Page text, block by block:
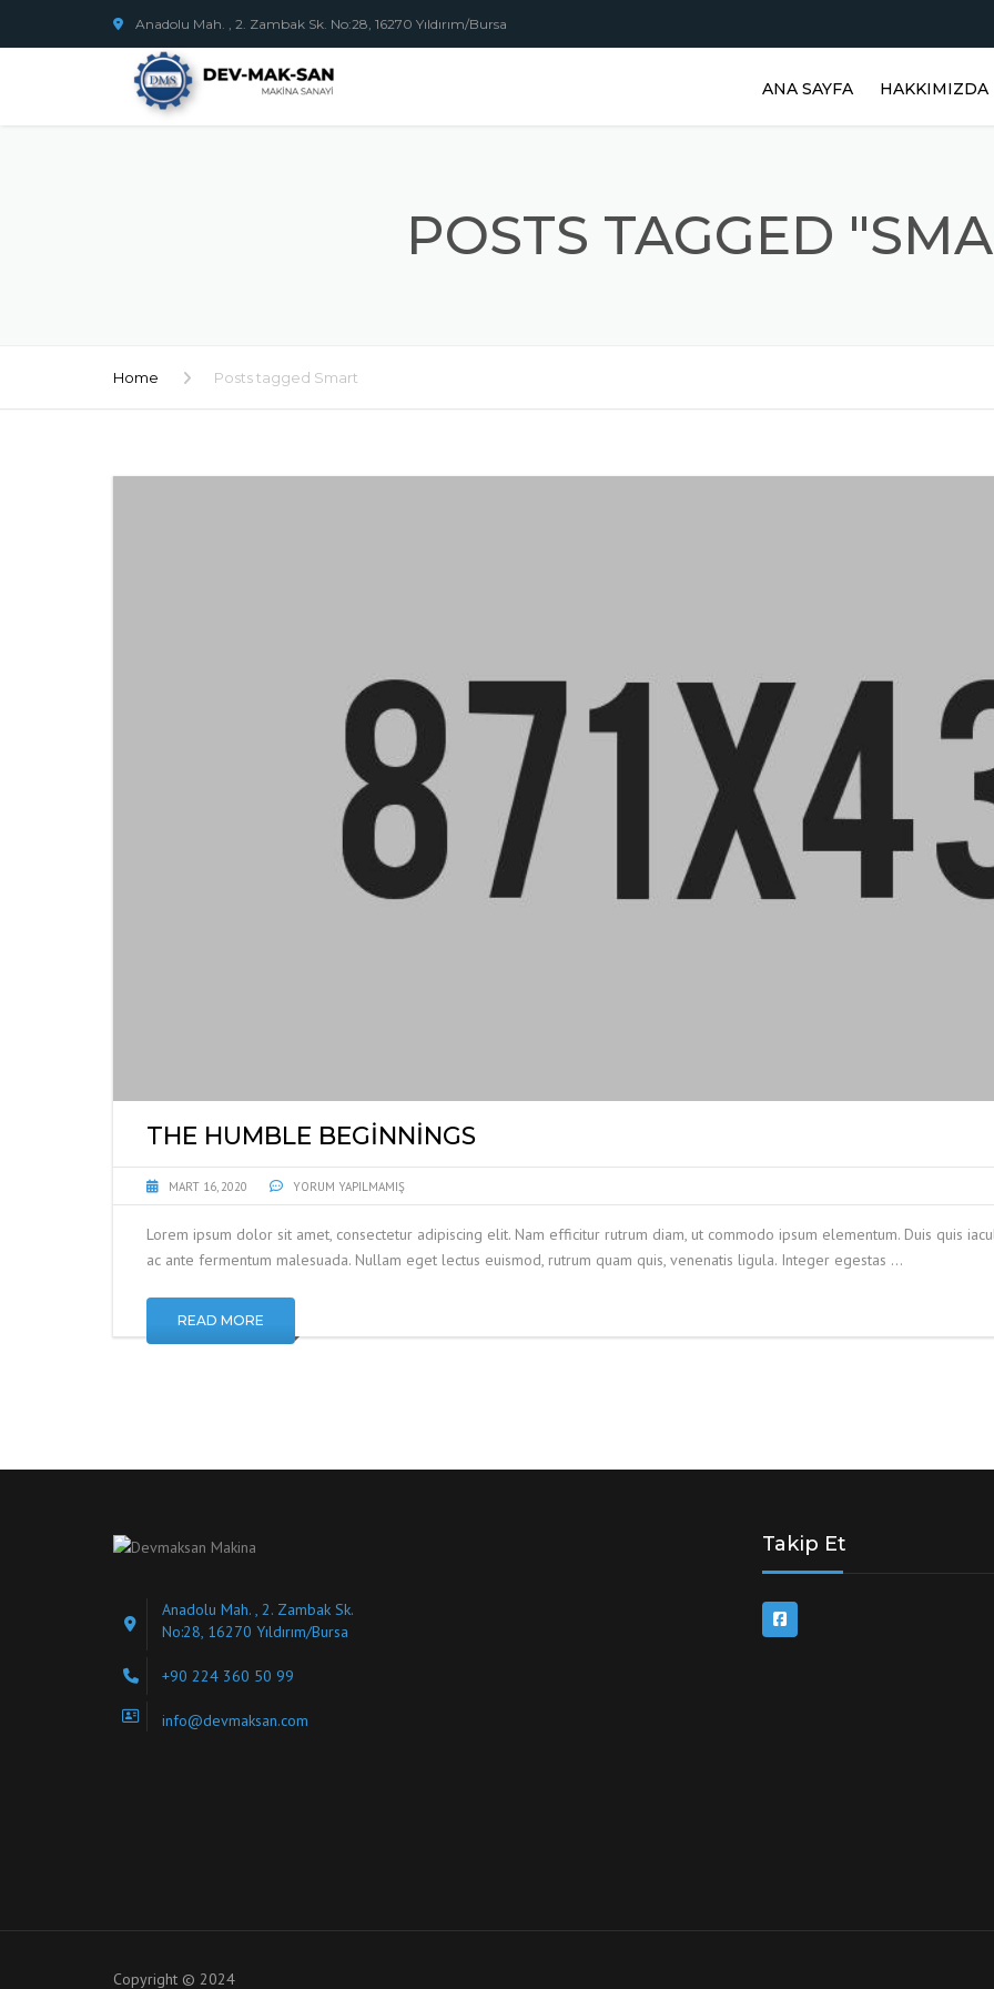
Anadolu Mah. , 2. Zambak Sk. No:28, 16270 Yıldırım/Bursa
ANA SAYFA HAKKIMIZDA
POSTS TAGGED
Home Posts tagged Smart
THE HUMBLE BEGINNINGS
MART 16, 2020 YORUM YAPILMAMIŞ
Lorem ipsum dolor sit amet, consectetur adipiscing elit. Nam efficitur rutrum diam, ut commodo ipsum elementum. Duis quis
ac ante fermentum malesuada. Nullam eget lectus euismod, rutrum quam quis, venenatis ligula. Integer egestas …
READ MORE
Anadolu Mah. , 2. Zambak Sk.
No:28, 16270 Yıldırım/Bursa
+90 224 360 50 99
info@devmaksan.com
Takip Et
Copyright © 2024